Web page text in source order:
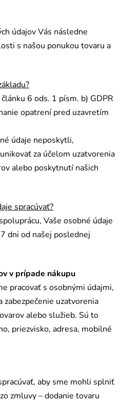
údajov Vás následne
s našou ponukou tovaru a
6 ods. 1 písm. b) GDPR
opatrení pred uzavretím
údaje neposkytli,
za účelom uzatvorenia
alebo poskytnutí našich
spracúvať?
Vaše osobné údaje
dni od našej poslednej
v prípade nákupu
pracovať s osobnými údajmi,
uzatvorenia
alebo služieb. Sú to
priezvisko, adresa, mobilné
aby sme mohli splniť
zmluvy – dodanie tovaru